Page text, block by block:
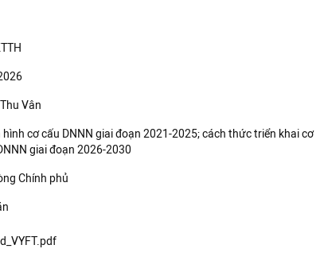
Vân
cơ cấu DNNN giai đoạn 2021-2025; cách thức triển khai cơ
giai đoạn 2026-2030
Chính phủ